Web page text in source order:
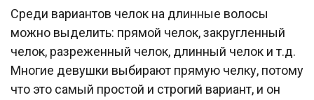
Среди вариантов челок на длинные волосы
можно выделить: прямой челок, закругленный
челок, разреженный челок, длинный челок и т.д.
Многие девушки выбирают прямую челку, потому
что это самый простой и строгий вариант, и он